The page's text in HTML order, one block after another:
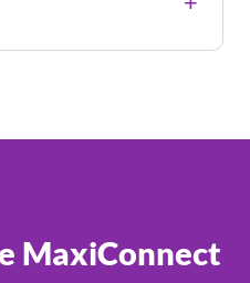
MaxiConnect